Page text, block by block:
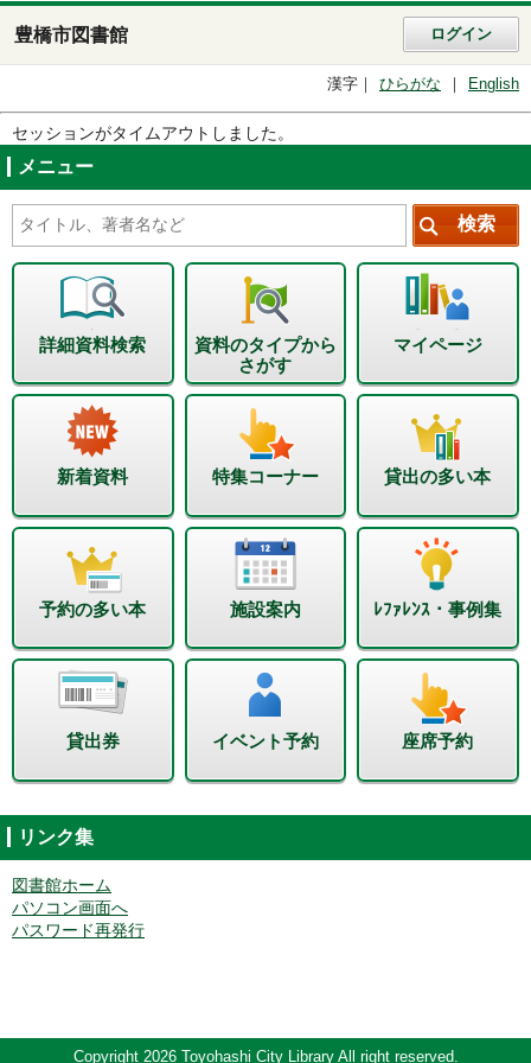
豊橋市図書館 ログイン
漢字 ひらがな English
セッションがタイムアウトしました。
メニュー
詳細資料検索
資料のタイプから
さがす
マイページ
新着資料 特集コーナー 貸出の多い本
予約の多い本 施設案内 ﾚﾌｧﾚﾝｽ・事例集
貸出券 イベント予約 座席予約
リンク集
図書館ホーム
パソコン画面へ
パスワード再発行
Copyright 2026 Toyohashi City Library All right reserved.